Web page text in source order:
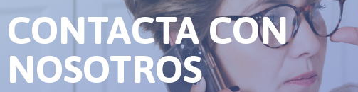
CONTACTA CON
NOSOTROS